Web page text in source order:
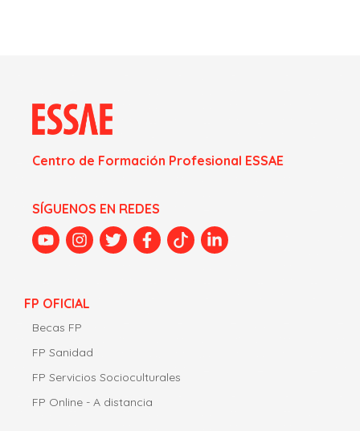
Centro de Formación Profesional ESSAE
SÍGUENOS EN REDES
FP OFICIAL
Becas FP
FP Sanidad
FP Servicios Socioculturales
FP Online - A distancia